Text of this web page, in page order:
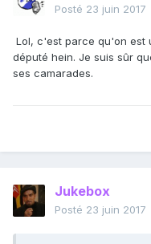
Posté 23 juin 2017
Lol, c'est parce qu'on est
député hein. Je suis sûr
ses camarades.
Jukebox
Posté 23 juin 2017